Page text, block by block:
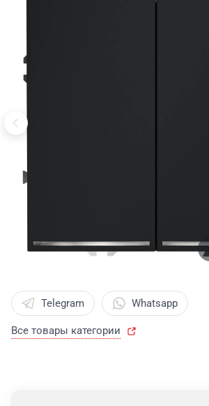
Telegram Whatsapp
Все товары категории